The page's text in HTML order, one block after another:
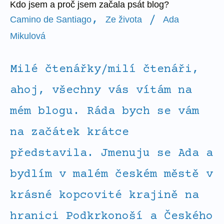
Kdo jsem a proč jsem začala psát blog?
Camino de Santiago , Ze života /
Ada
Mikulová
Milé čtenářky/milí čtenáři,
ahoj, všechny vás vítám na
mém blogu. Ráda bych se vám
na začátek krátce
představila. Jmenuju se Ada a
bydlím v malém českém městě v
krásné kopcovité krajině na
hranici Podkrkonoší a Českého